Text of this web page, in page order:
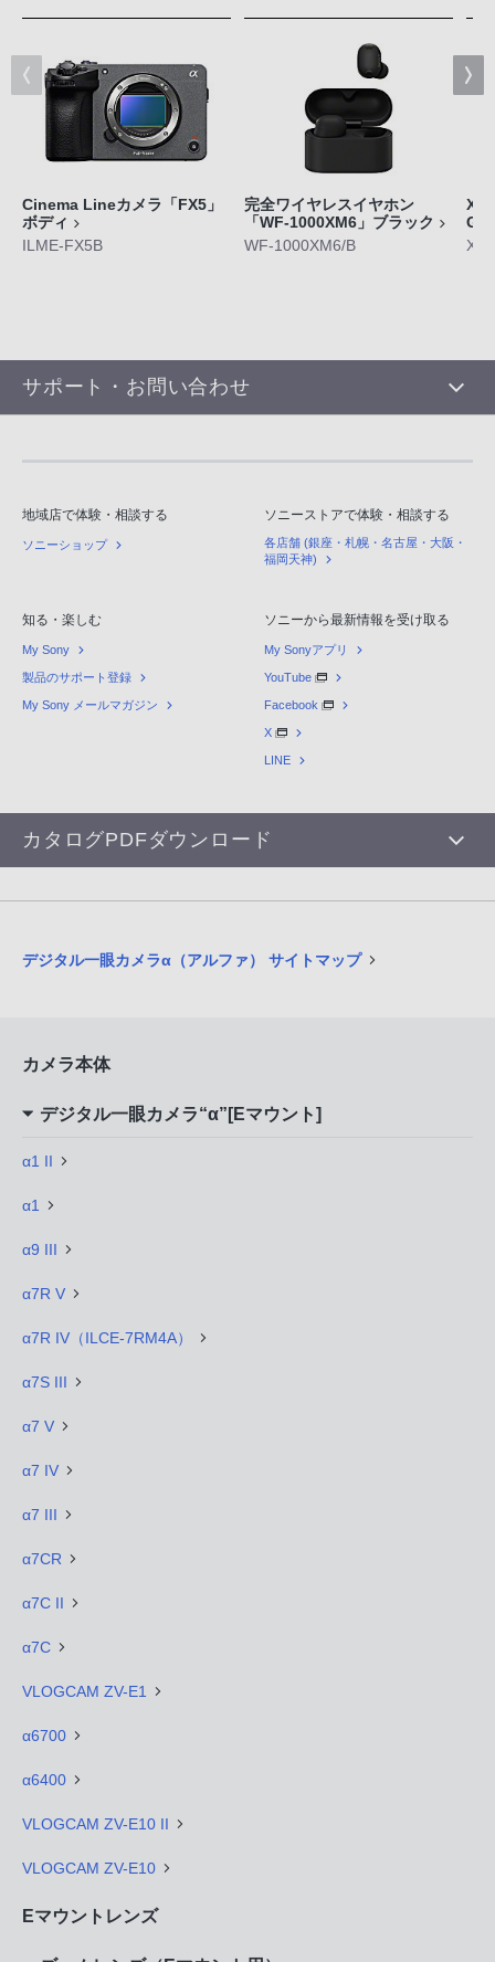
Cinema Lineカメラ「FX5」
ボディ
ILME-FX5B
完全ワイヤレスイヤホン
「WF-1000XM6」ブラック
WF-1000XM6/B
サポート・お問い合わせ
地域店で体験・相談する
ソニーショップ
ソニーストアで体験・相談する
各店舗 (銀座・札幌・名古屋・大阪・
福岡天神)
知る・楽しむ
My Sony
製品のサポート登録
My Sony メールマガジン
ソニーから最新情報を受け取る
My Sonyアプリ
YouTube
Facebook
X
LINE
カタログPDFダウンロード
デジタル一眼カメラα（アルファ） サイトマップ
カメラ本体
デジタル一眼カメラ“α”[Eマウント]
α1 II
α1
α9 III
α7R V
α7R IV（ILCE-7RM4A）
α7S III
α7 V
α7 IV
α7 III
α7CR
α7C II
α7C
VLOGCAM ZV-E1
α6700
α6400
VLOGCAM ZV-E10 II
VLOGCAM ZV-E10
Eマウントレンズ